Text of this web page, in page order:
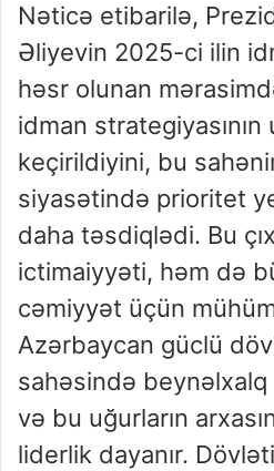
Nəticə etibarilə,
Əliyevin 2025-ci ilin
həsr olunan
idman
keçirildiyini, bu
siyasətində prioritet
daha təsdiqlədi. Bu
ictimaiyyəti, həm də
cəmiyyət üçün
Azərbaycan güclü
sahəsində
və bu uğurların
liderlik dayanır.